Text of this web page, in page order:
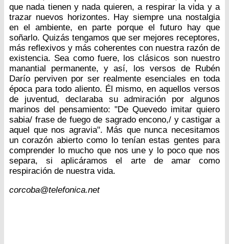
que nada tienen y nada quieren, a respirar la vida y a
trazar nuevos horizontes. Hay siempre una nostalgia
en el ambiente, en parte porque el futuro hay que
soñarlo. Quizás tengamos que ser mejores receptores,
más reflexivos y más coherentes con nuestra razón de
existencia. Sea como fuere, los clásicos son nuestro
manantial permanente, y así, los versos de Rubén
Darío perviven por ser realmente esenciales en toda
época para todo aliento. Él mismo, en aquellos versos
de juventud, declaraba su admiración por algunos
marinos del pensamiento: "De Quevedo imitar quiero
sabia/ frase de fuego de sagrado encono,/ y castigar a
aquel que nos agravia". Más que nunca necesitamos
un corazón abierto como lo tenían estas gentes para
comprender lo mucho que nos une y lo poco que nos
separa, si aplicáramos el arte de amar como
respiración de nuestra vida.
corcoba@telefonica.net